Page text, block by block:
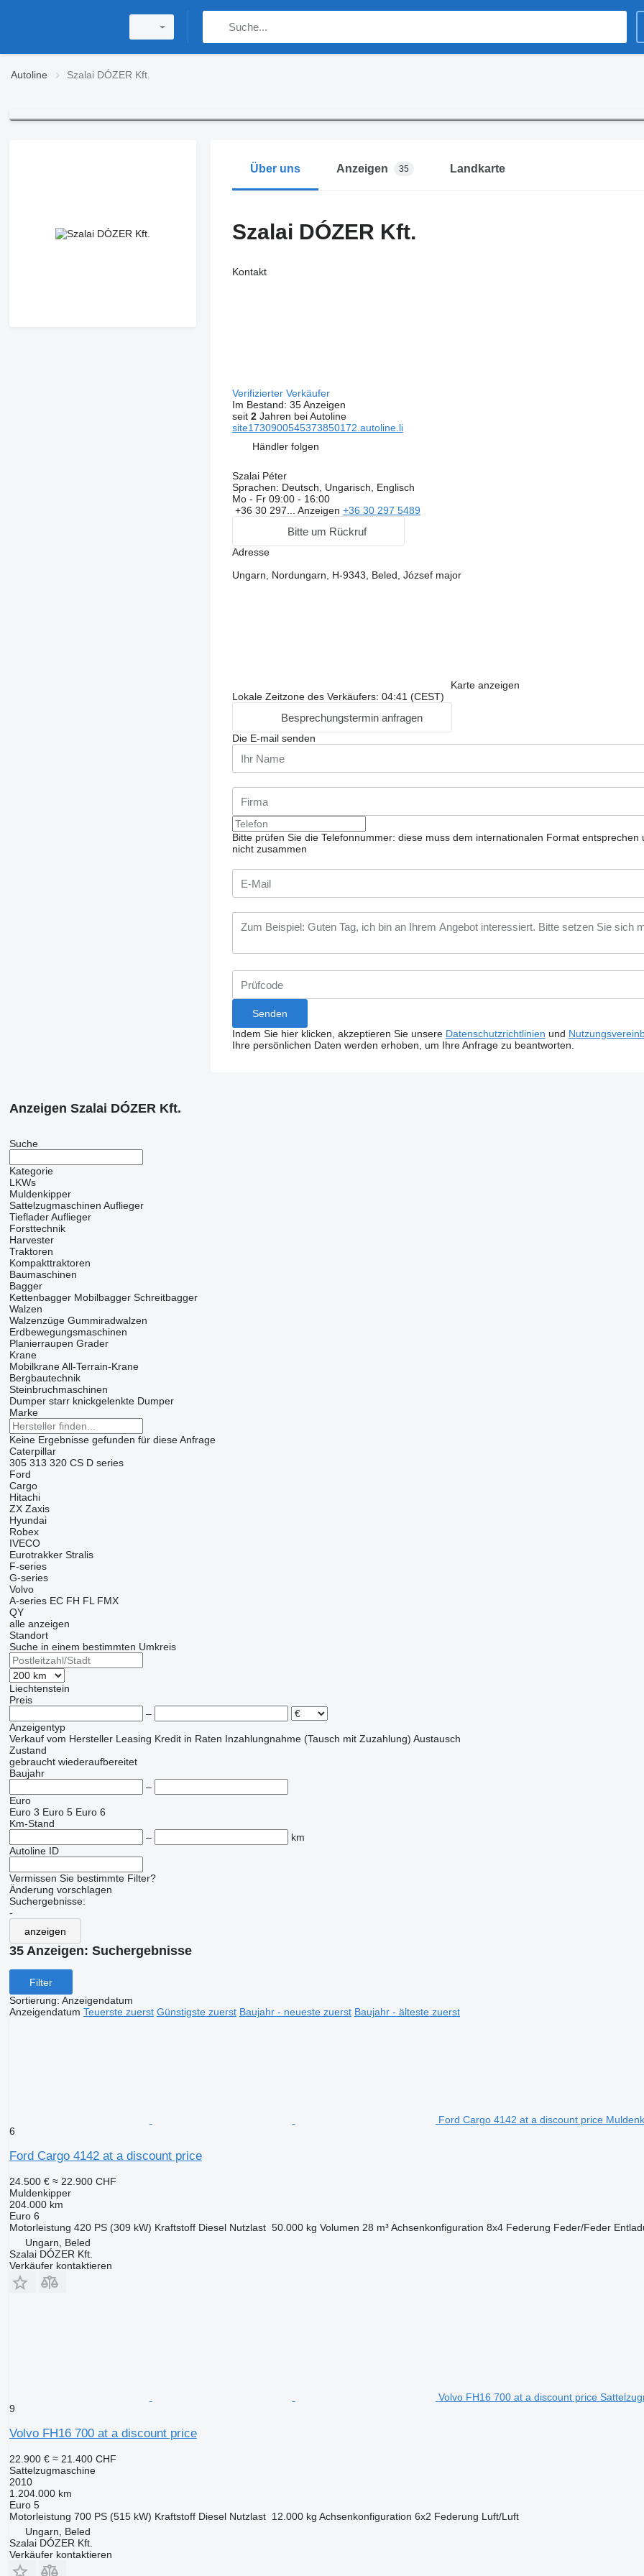
Autoline Szalai DÓZER Kft.
Über uns Anzeigen 35 Landkarte
Szalai DÓZER Kft.
Kontakt
Verifizierter Verkäufer
Im Bestand: 35 Anzeigen
seit 2Jahren bei Autoline
site1730900545373850172.autoline.li
Händler folgen
Szalai Péter
Sprachen: Deutsch, Ungarisch, Englisch
Mo - Fr 09:00 - 16:00
+36 30 297... Anzeigen +36 30 297 5489
Bitte um Rückruf
Adresse
Ungarn, Nordungarn, H-9343, Beled, József major
Karte anzeigen
Lokale Zeitzone des Verkäufers: 04:41 (CEST)
Besprechungstermin anfragen
Die E-mail senden
Bitte prüfen Sie die Telefonnummer: diese muss dem internationalen Format entsprechen
nicht zusammen
Indem Sie hier klicken, akzeptieren Sie unsere Datenschutzrichtlinien und
Ihre persönlichen Daten werden erhoben, um Ihre Anfrage zu beantworten.
Anzeigen Szalai DÓZER Kft.
Suche
Kategorie
LKWs
Muldenkipper
Sattelzugmaschinen Auflieger
Tieflader Auflieger
Forsttechnik
Harvester
Traktoren
Kompakttraktoren
Baumaschinen
Bagger
Kettenbagger Mobilbagger Schreitbagger
Walzen
Walzenzüge Gummiradwalzen
Erdbewegungsmaschinen
Planierraupen Grader
Krane
Mobilkrane All-Terrain-Krane
Bergbautechnik
Steinbruchmaschinen
Dumper starr knickgelenkte Dumper
Marke
Keine Ergebnisse gefunden für diese Anfrage
Caterpillar
305 313 320 CS D series
Ford
Cargo
Hitachi
ZX Zaxis
Hyundai
Robex
IVECO
Eurotrakker Stralis
F-series
G-series
Volvo
A-series EC FH FL FMX
QY
alle anzeigen
Standort
Suche in einem bestimmten Umkreis
Liechtenstein
Preis
–
Anzeigentyp
Verkauf vom Hersteller Leasing Kredit in Raten Inzahlungnahme (Tausch mit Zuzahlung) Austausch
Zustand
gebraucht wiederaufbereitet
Baujahr
–
Euro
Euro 3 Euro 5 Euro 6
Km-Stand
–
km
Autoline ID
Vermissen Sie bestimmte Filter?
Änderung vorschlagen
Suchergebnisse:
-
anzeigen
35 Anzeigen: Suchergebnisse
Filter
Sortierung: Anzeigendatum
Anzeigendatum Teuerste zuerst Günstigste zuerst Baujahr - neueste zuerst Baujahr - älteste zuerst
Ford Cargo 4142 at a discount price
6
Ford Cargo 4142 at a discount price
24.500 € ≈ 22.900 CHF
Muldenkipper
204.000 km
Euro 6
Motorleistung 420 PS (309 kW) Kraftstoff Diesel Nutzlast 50.000 kg Volumen 28 m³ Achsenkonfiguration 8x4 Federung Feder/Feder
Ungarn, Beled
Szalai DÓZER Kft.
Verkäufer kontaktieren
Volvo FH16 700 at a discount price
9
Volvo FH16 700 at a discount price
22.900 € ≈ 21.400 CHF
Sattelzugmaschine
2010
1.204.000 km
Euro 5
Motorleistung 700 PS (515 kW) Kraftstoff Diesel Nutzlast 12.000 kg Achsenkonfiguration 6x2 Federung Luft/Luft
Ungarn, Beled
Szalai DÓZER Kft.
Verkäufer kontaktieren